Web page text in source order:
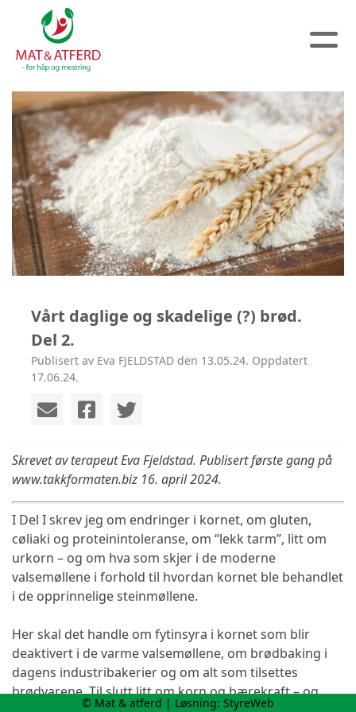
Vårt daglige og skadelige (?) brød.
Del 2.
Publisert av Eva FJELDSTAD den 13.05.24. Oppdatert
17.06.24.
Skrevet av terapeut Eva Fjeldstad. Publisert første gang på
www.takkformaten.biz 16. april 2024.
I Del I skrev jeg om endringer i kornet, om gluten,
cøliaki og proteinintoleranse, om “lekk tarm”, litt om
urkorn – og om hva som skjer i de moderne
valsemøllene i forhold til hvordan kornet ble behandlet
i de opprinnelige steinmøllene.
Her skal det handle om fytinsyra i kornet som blir
deaktivert i de varme valsemøllene, om brødbaking i
dagens industribakerier og om alt som tilsettes
brødvarene. Til slutt litt om korn og bærekraft – og
© Mat & atferd | Løsning: StyreWeb